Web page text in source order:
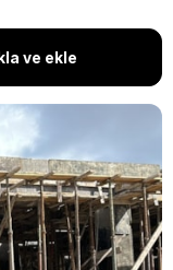
ve ekle